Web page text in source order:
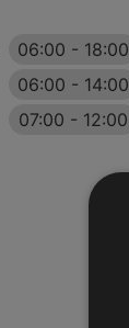
06:00 - 18:00
06:00 - 14:00
07:00 - 12:00